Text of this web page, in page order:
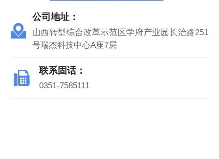
公司地址：
山西转型综合改革示范区学府产业园长治路251
号瑞杰科技中心A座7层
联系固话：
0351-7585111